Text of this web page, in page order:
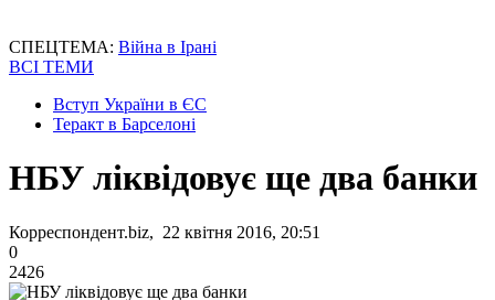
СПЕЦТЕМА: Війна в Ірані
ВСІ ТЕМИ
Вступ України в ЄС
Теракт в Барселоні
НБУ ліквідовує ще два банки
Корреспондент.biz, 22 квітня 2016, 20:51
0
2426